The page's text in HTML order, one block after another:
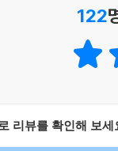
달러 강세는 이어질
122
리뷰를 확인해 보세